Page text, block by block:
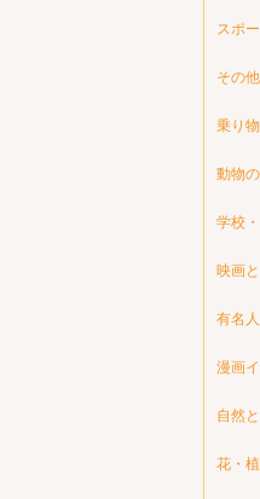
スポ
その
乗り
動物
学校
映画
有名
漫画
自然
花・